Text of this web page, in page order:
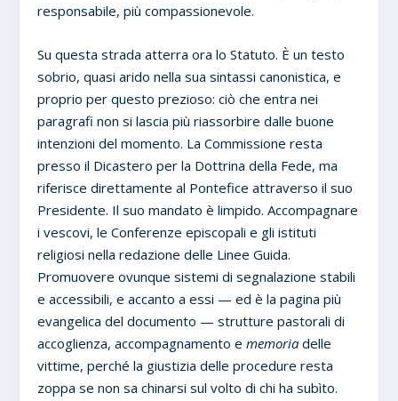
responsabile, più compassionevole.
Su questa strada atterra ora lo Statuto. È un testo
sobrio, quasi arido nella sua sintassi canonistica, e
proprio per questo prezioso: ciò che entra nei
paragrafi non si lascia più riassorbire dalle buone
intenzioni del momento. La Commissione resta
presso il Dicastero per la Dottrina della Fede, ma
riferisce direttamente al Pontefice attraverso il suo
Presidente. Il suo mandato è limpido. Accompagnare
i vescovi, le Conferenze episcopali e gli istituti
religiosi nella redazione delle Linee Guida.
Promuovere ovunque sistemi di segnalazione stabili
e accessibili, e accanto a essi — ed è la pagina più
evangelica del documento — strutture pastorali di
accoglienza, accompagnamento ememoria delle
vittime, perché la giustizia delle procedure resta
zoppa se non sa chinarsi sul volto di chi ha subìto.